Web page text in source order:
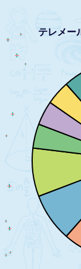
テレメー